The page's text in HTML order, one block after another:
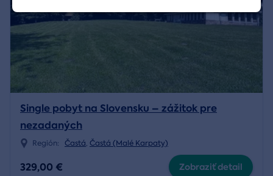
Single pobyt na Slovensku – zážitok pre
nezadaných
Región: Častá, Častá (Malé Karpaty)
329,00 € Zobraziť detail